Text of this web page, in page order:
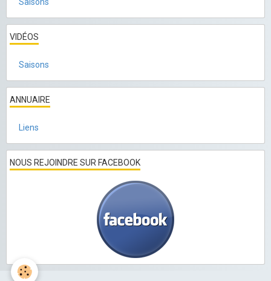
VIDÉOS
Saisons
ANNUAIRE
Liens
NOUS REJOINDRE SUR FACEBOOK